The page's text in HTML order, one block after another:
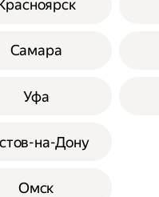
Самара
Уфа
на-Дону
Омск